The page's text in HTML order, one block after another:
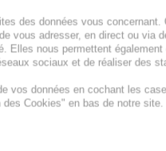
Crème mains et
des données vous concernant.
vous adresser, en direct ou via
nous permettent également
sociaux et de réaliser des
vos données en cochant les
Cookies" en bas de notre site.